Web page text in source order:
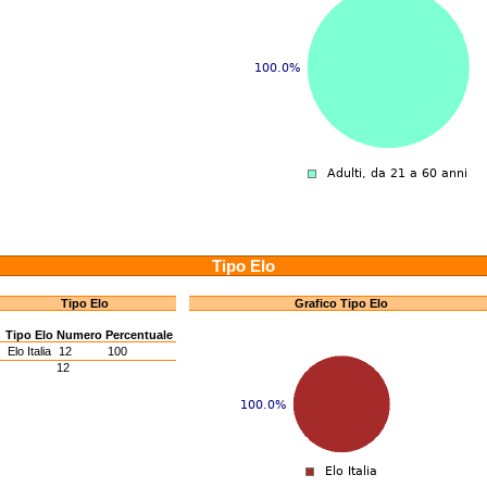
Tipo Elo
Tipo Elo
Tipo Elo Numero Percentuale
Elo Italia 12
100
12
Grafico Tipo Elo